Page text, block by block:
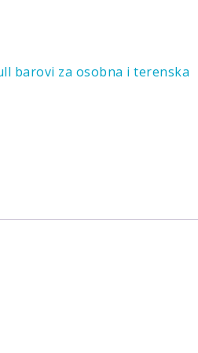
barovi za osobna i terenska